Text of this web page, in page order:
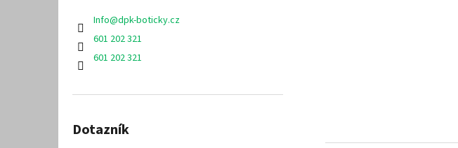
Info@dpk-boticky.cz
601 202 321
601 202 321
Dotazník